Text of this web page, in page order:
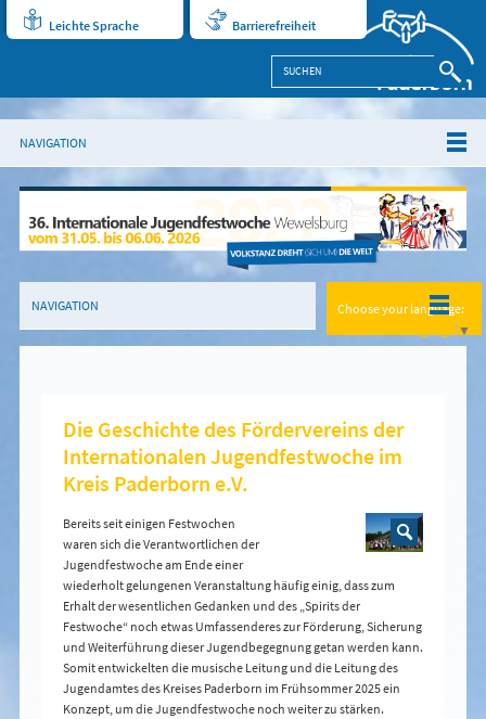
Leichte Sprache Barrierefreiheit
NAVIGATION
NAVIGATION
Choose your language:
▼
Die Geschichte des Fördervereins der
Internationalen Jugendfestwoche im
Kreis Paderborn e.V.
Bereits seit einigen Festwochen
waren sich die Verantwortlichen der
Jugendfestwoche am Ende einer
wiederholt gelungenen Veranstaltung häufig einig, dass zum
Erhalt der wesentlichen Gedanken und des „Spirits der
Festwoche“ noch etwas Umfassenderes zur Förderung, Sicherung
und Weiterführung dieser Jugendbegegnung getan werden kann.
Somit entwickelten die musische Leitung und die Leitung des
Jugendamtes des Kreises Paderborn im Frühsommer 2025 ein
Konzept, um die Jugendfestwoche noch weiter zu stärken.